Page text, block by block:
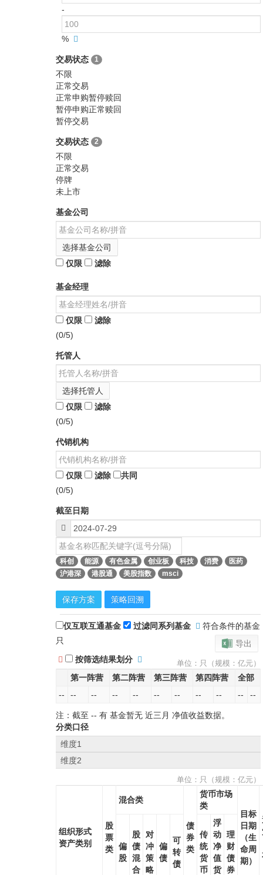
-
%
交易状态 1
不限
正常交易
正常申购暂停赎回
暂停申购正常赎回
暂停交易
交易状态 2
不限
正常交易
停牌
未上市
基金公司
选择基金公司
仅限
滤除
基金经理
仅限
滤除
(0/5)
托管人
选择托管人
仅限
滤除
(0/5)
代销机构
仅限 滤除
共同
(0/5)
截至日期
科创 能源 有色金属 创业板 科技 消费
医药
沪港深
港股通 美股指数 msci
保存方案 策略回溯
仅互联互通基金 过滤同系列基金
符合条件的基金
只
导出
按筛选结果划分
单位：只（规模：亿元）
第一阵营 第二阵营 第三阵营 第四阵营
全部
--
-- -- -- -- -- -- -- -- -- --
注：截至 -- 有 基金暂无 近三月 净值收益数据。
分类口径
维度1
维度2
单位：只（规模：亿元）
组织形式
资产类别
股
票
类
混合类
债
券
类
货币市场
类
目标
日期
（生
命周
期）
偏
股
股
债
混
合
对
冲
策
略
偏
债
可
转
债
传
统
货
币
浮
动
净
值
货
理
财
债
券